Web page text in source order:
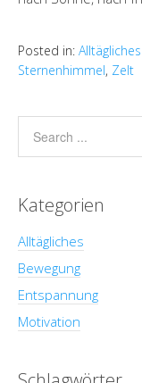
Posted in: Alltägliches
Sternenhimmel, Zelt
Kategorien
Alltägliches
Bewegung
Entspannung
Motivation